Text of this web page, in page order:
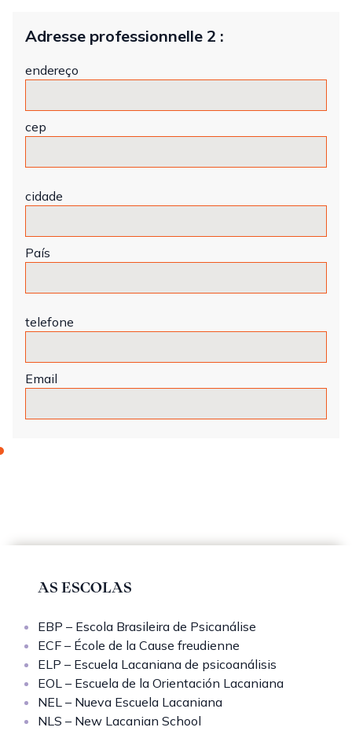
Adresse professionnelle 2 :
endereço
cep
cidade
País
telefone
Email
AS ESCOLAS
EBP – Escola Brasileira de Psicanálise
ECF – École de la Cause freudienne
ELP – Escuela Lacaniana de psicoanálisis
EOL – Escuela de la Orientación Lacaniana
NEL – Nueva Escuela Lacaniana
NLS – New Lacanian School